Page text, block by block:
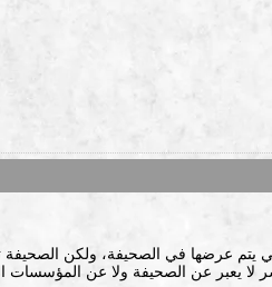
يتم عرضها في الصحيفة، ولكن الصحيفة
يعبر عن الصحيفة ولا عن المؤسسات